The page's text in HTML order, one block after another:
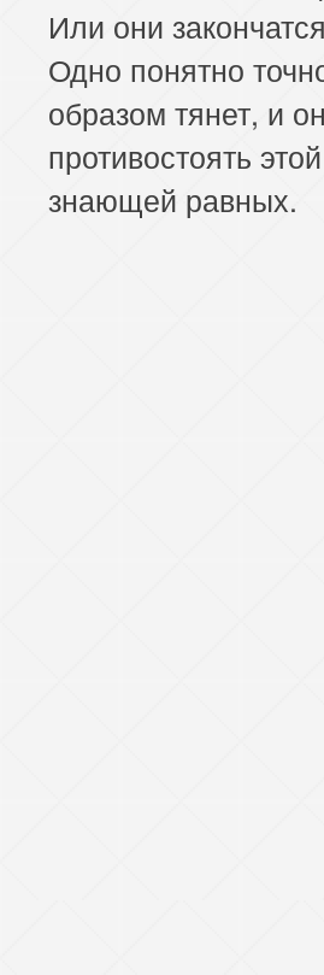
Или они
Одно понятно
образом тянет, и
противостоять
знающей равных.